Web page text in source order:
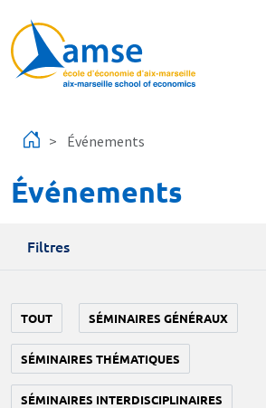
Événements
Événements
Filtres
TOUT SÉMINAIRES GÉNÉRAUX
SÉMINAIRES THÉMATIQUES
SÉMINAIRES INTERDISCIPLINAIRES